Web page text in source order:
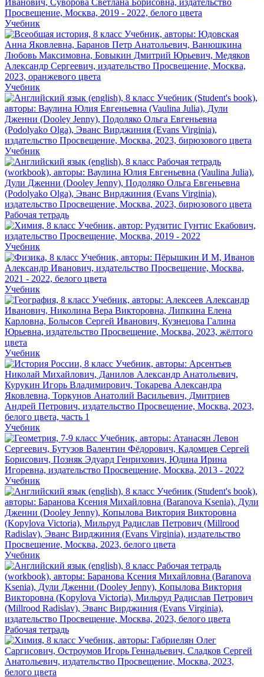
Учебник
Учебник
Учебник
Рабочая тетрадь
Учебник
Учебник
Учебник
Учебник
Учебник
Учебник
Рабочая тетрадь